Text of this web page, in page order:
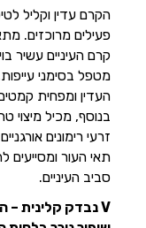
הקרם עדין וקליל
פעילים מרוכזים.
מטפל בסימני
העדין ומפחית
בנוסף, מכיל מיצוי
זרעי רימונים
תאי העור
סביב העיניים.